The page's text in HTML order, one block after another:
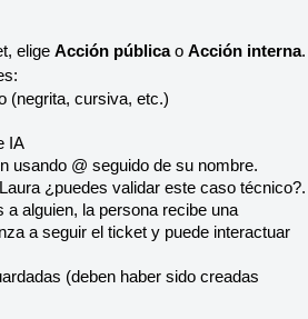
elige Acción pública o Acción interna.
(negrita, cursiva, etc.)
IA
usando @ seguido de su nombre.
¿puedes validar este caso técnico?.
a alguien, la persona recibe una
a seguir el ticket y puede interactuar
(deben haber sido creadas